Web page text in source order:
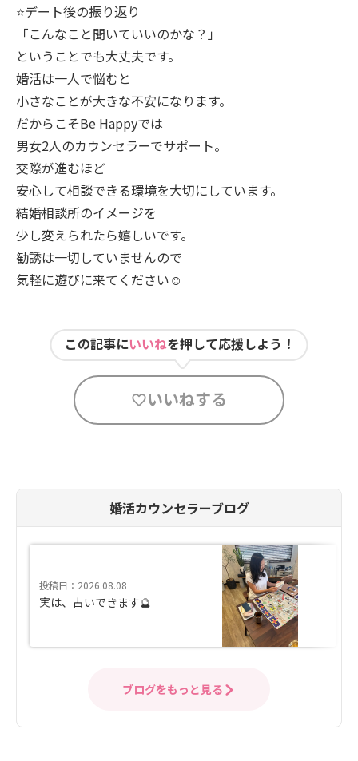
⭐️デート後の振り返り
「こんなこと聞いていいのかな？」
ということでも大丈夫です。
婚活は一人で悩むと
小さなことが大きな不安になります。
だからこそBe Happyでは
男女2人のカウンセラーでサポート。
交際が進むほど
安心して相談できる環境を大切にしています。
結婚相談所のイメージを
少し変えられたら嬉しいです。
勧誘は一切していませんので
気軽に遊びに来てください☺️
この記事にいいねを押して応援しよう！
いいねする
婚活カウンセラーブログ
投稿日：2026.08.08
実は、占いできます🔮
ブログをもっと見る